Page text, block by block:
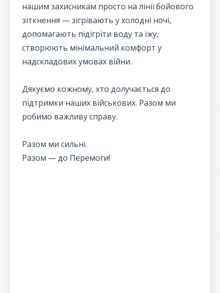
нашим захисникам просто на лінії бойового
зіткнення — зігрівають у холодні ночі,
допомагають підігріти воду та їжу,
створюють мінімальний комфорт у
надскладових умовах війни.
Дякуємо кожному, хто долучається до
підтримки наших військових. Разом ми
робимо важливу справу.
Разом ми сильні.
Разом — до Перемоги!